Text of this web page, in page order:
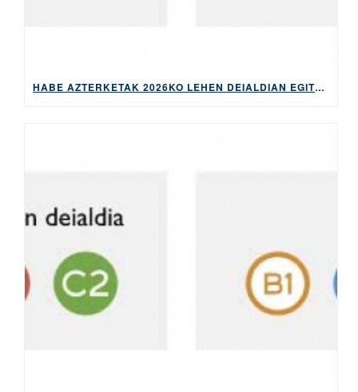
HABE AZTERKETAK 2026KO LEHEN DEIALDIAN EGITEKO MATRIKULA-EPEA, APIRILAREN 9TIK 14RA EGONGO DA ZABALIK